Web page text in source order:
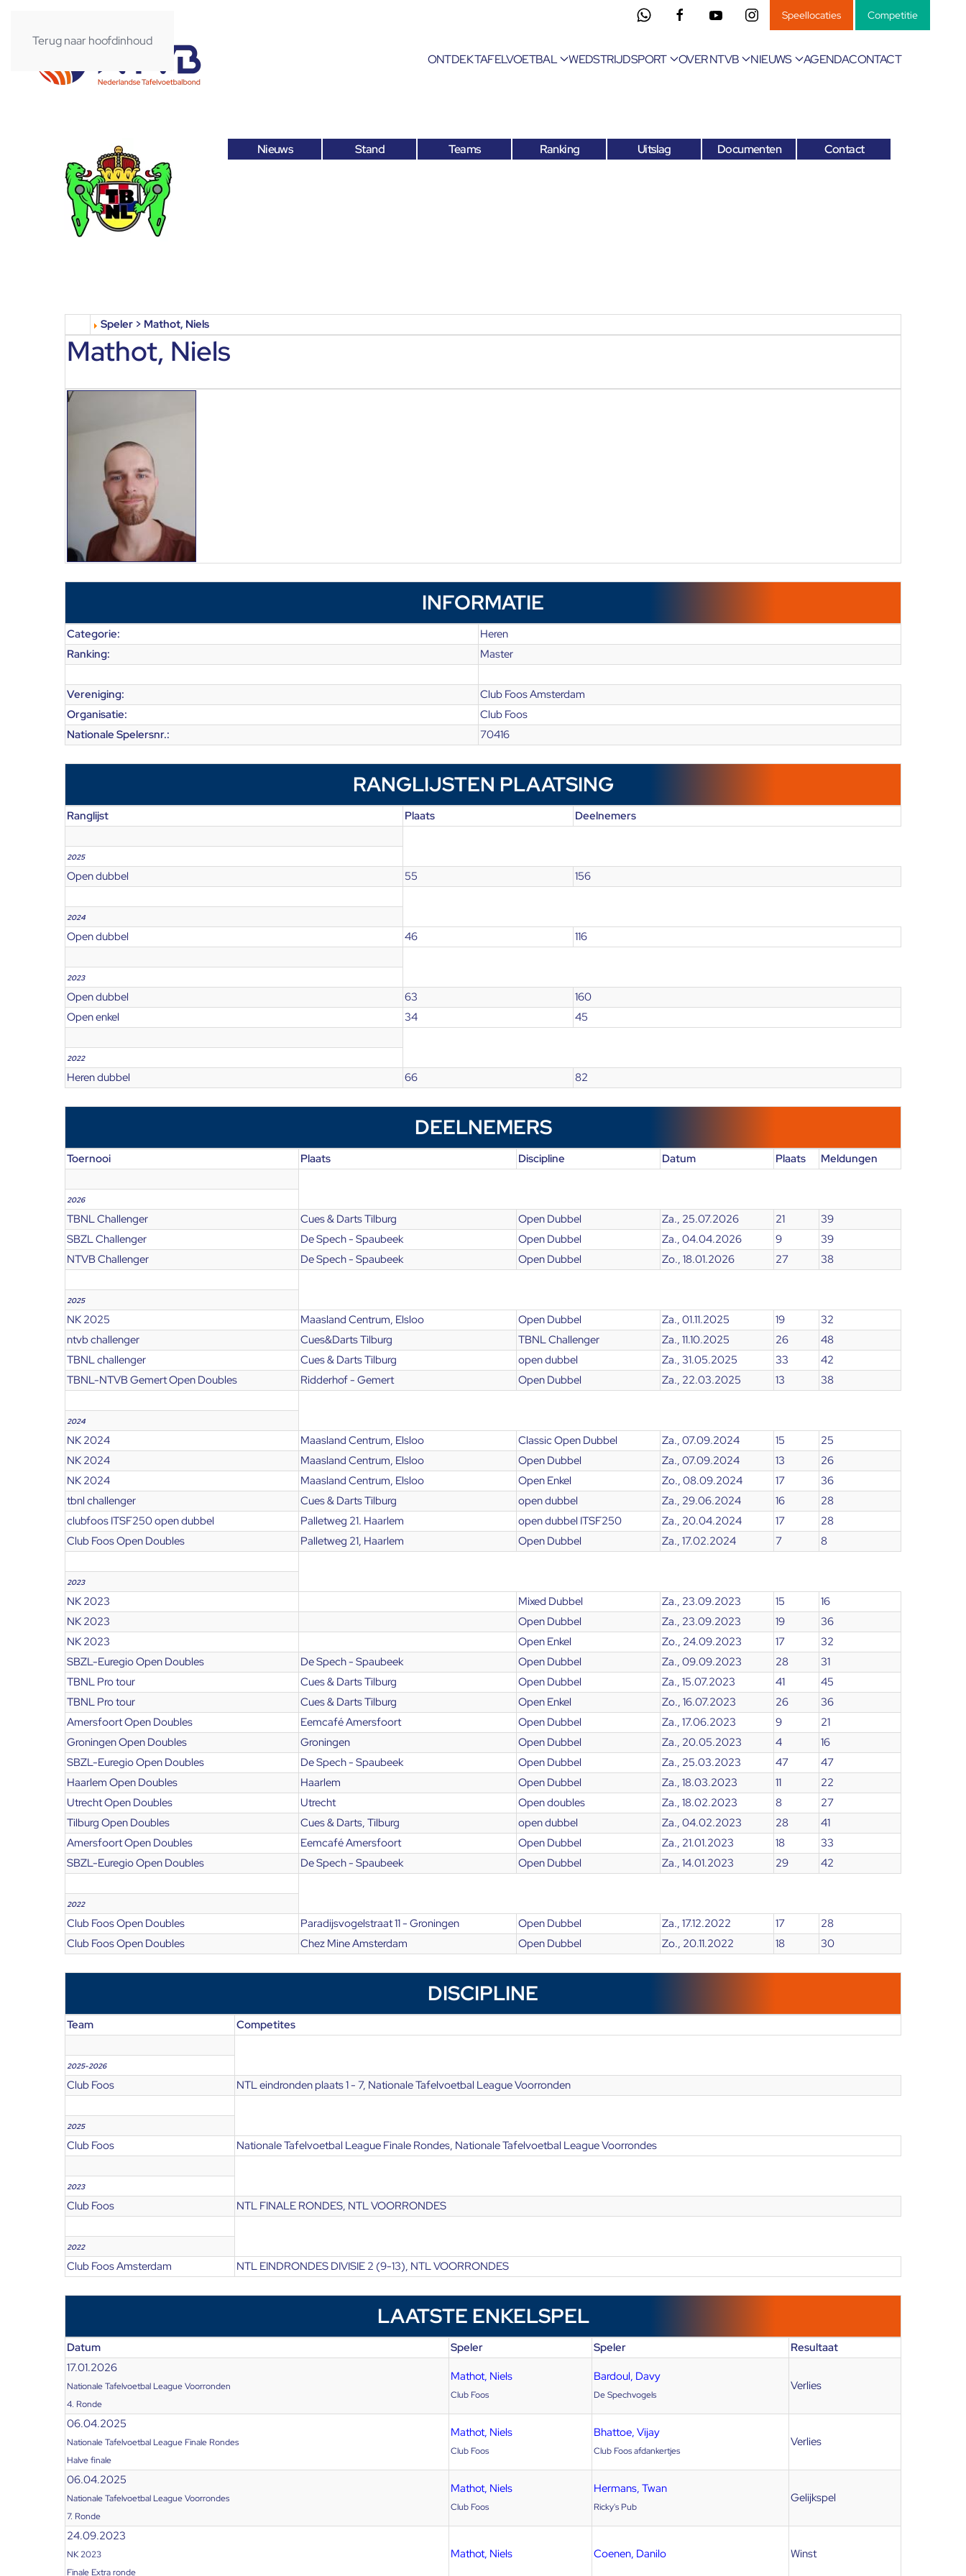
Terug naar hoofdinhoud
Speellocaties Competitie
ONTDEK TAFELVOETBAL WEDSTRIJDSPORT OVER NTVB NIEUWS AGENDACONTACT
Nieuws Stand Teams Ranking Uitslag Documenten Contact
Speler > Mathot, Niels
Mathot, Niels
INFORMATIE
Categorie:
Heren
Ranking:
Master
Vereniging:
Club Foos Amsterdam
Organisatie:
Club Foos
Nationale Spelersnr.:
70416
RANGLIJSTEN PLAATSING
Ranglijst Plaats Deelnemers
2025
Open dubbel 55 156
2024
Open dubbel 46 116
2023
Open dubbel 63
160
Open enkel
34 45
2022
Heren dubbel 66 82
DEELNEMERS
Toernooi Plaats Discipline Datum Plaats Meldungen
2026
TBNL Challenger Cues & Darts Tilburg Open Dubbel Za., 25.07.2026 21
39
SBZL Challenger
De Spech - Spaubeek Open Dubbel Za., 04.04.2026 9
39
NTVB Challenger
De Spech - Spaubeek Open Dubbel Zo., 18.01.2026 27 38
2025
NK 2025 Maasland Centrum, Elsloo Open Dubbel Za., 01.11.2025 19
32
ntvb challenger
Cues&Darts Tilburg TBNL Challenger Za., 11.10.2025 26
48
TBNL challenger
Cues & Darts Tilburg open dubbel Za., 31.05.2025 33
42
TBNL-NTVB Gemert Open Doubles
Ridderhof - Gemert Open Dubbel Za., 22.03.2025 13 38
2024
NK 2024 Maasland Centrum, Elsloo Classic Open Dubbel Za., 07.09.2024 15
25
NK 2024
Maasland Centrum, Elsloo Open Dubbel Za., 07.09.2024 13
26
NK 2024
Maasland Centrum, Elsloo Open Enkel Zo., 08.09.2024 17
36
tbnl challenger
Cues & Darts Tilburg open dubbel Za., 29.06.2024 16
28
clubfoos ITSF250 open dubbel
Palletweg 21. Haarlem open dubbel ITSF250 Za., 20.04.2024 17
28
Club Foos Open Doubles
Palletweg 21, Haarlem Open Dubbel Za., 17.02.2024 7 8
2023
NK 2023 Mixed Dubbel Za., 23.09.2023 15
16
NK 2023
Open Dubbel Za., 23.09.2023 19
36
NK 2023
Open Enkel Zo., 24.09.2023 17
32
SBZL-Euregio Open Doubles
De Spech - Spaubeek Open Dubbel Za., 09.09.2023 28
31
TBNL Pro tour
Cues & Darts Tilburg Open Dubbel Za., 15.07.2023 41
45
TBNL Pro tour
Cues & Darts Tilburg Open Enkel Zo., 16.07.2023 26
36
Amersfoort Open Doubles
Eemcafé Amersfoort Open Dubbel Za., 17.06.2023 9
21
Groningen Open Doubles
Groningen Open Dubbel Za., 20.05.2023 4
16
SBZL-Euregio Open Doubles
De Spech - Spaubeek Open Dubbel Za., 25.03.2023 47
47
Haarlem Open Doubles
Haarlem Open Dubbel Za., 18.03.2023 11
22
Utrecht Open Doubles
Utrecht Open doubles Za., 18.02.2023 8
27
Tilburg Open Doubles
Cues & Darts, Tilburg open dubbel Za., 04.02.2023 28
41
Amersfoort Open Doubles
Eemcafé Amersfoort Open Dubbel Za., 21.01.2023 18
33
SBZL-Euregio Open Doubles
De Spech - Spaubeek Open Dubbel Za., 14.01.2023 29 42
2022
Club Foos Open Doubles Paradijsvogelstraat 11 - Groningen Open Dubbel Za., 17.12.2022 17
28
Club Foos Open Doubles
Chez Mine Amsterdam Open Dubbel Zo., 20.11.2022 18 30
DISCIPLINE
Team Competites
2025-2026
Club Foos NTL eindronden plaats 1 - 7, Nationale Tafelvoetbal League Voorronden
2025
Club Foos Nationale Tafelvoetbal League Finale Rondes, Nationale Tafelvoetbal League Voorrondes
2023
Club Foos NTL FINALE RONDES, NTL VOORRONDES
2022
Club Foos Amsterdam NTL EINDRONDES DIVISIE 2 (9-13), NTL VOORRONDES
LAATSTE ENKELSPEL
Datum Speler Speler
Resultaat
17.01.2026
Nationale Tafelvoetbal League Voorronden
4. Ronde
Mathot, Niels
Club Foos
Bardoul, Davy
De Spechvogels
Verlies
06.04.2025
Nationale Tafelvoetbal League Finale Rondes
Halve finale
Mathot, Niels
Club Foos
Bhattoe, Vijay
Club Foos afdankertjes
Verlies
06.04.2025
Nationale Tafelvoetbal League Voorrondes
7. Ronde
Mathot, Niels
Club Foos
Hermans, Twan
Ricky's Pub
Gelijkspel
24.09.2023
NK 2023
Finale Extra ronde
Mathot, Niels Coenen, Danilo Winst